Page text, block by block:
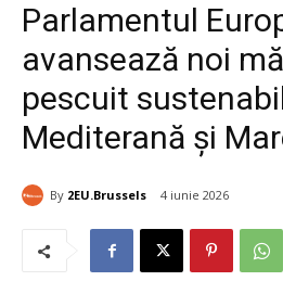
Parlamentul
avansează noi
pescuit
Mediterană și
By 2EU.Brussels 4 iunie 2026